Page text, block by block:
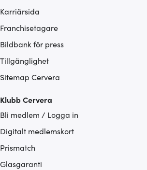
Karriärsida
Franchisetagare
Bildbank för press
Tillgänglighet
Sitemap Cervera
Klubb Cervera
Bli medlem / Logga in
Digitalt medlemskort
Prismatch
Glasgaranti